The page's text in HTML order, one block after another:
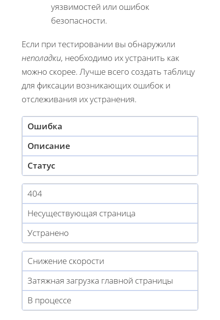
уязвимостей или ошибок
безопасности.
Если при тестировании вы обнаружили
неполадки, необходимо их устранить как
можно скорее. Лучше всего создать таблицу
для фиксации возникающих ошибок и
отслеживания их устранения.
Ошибка
Описание
Статус
404
Несуществующая страница
Устранено
Снижение скорости
Затяжная загрузка главной страницы
В процессе